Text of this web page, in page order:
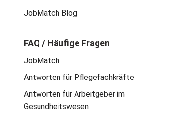
JobMatch Blog
FAQ / Häufige Fragen
JobMatch
Antworten für Pflegefachkräfte
Antworten für Arbeitgeber im
Gesundheitswesen